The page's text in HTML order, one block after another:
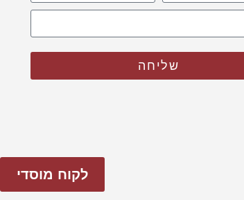
שליחה
לקוח מוסדי